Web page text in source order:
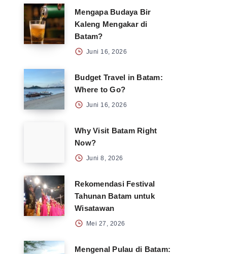
Mengapa Budaya Bir
Kaleng Mengakar di
Batam?
Juni 16, 2026
Budget Travel in Batam:
Where to Go?
Juni 16, 2026
Why Visit Batam Right
Now?
Juni 8, 2026
Rekomendasi Festival
Tahunan Batam untuk
Wisatawan
Mei 27, 2026
Mengenal Pulau di Batam: